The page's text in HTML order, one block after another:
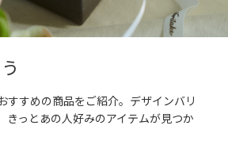
すすめの商品をご紹介。デザインバリ
きっとあの人好みのアイテムが見つか